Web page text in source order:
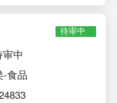
待审中
审中
-食品